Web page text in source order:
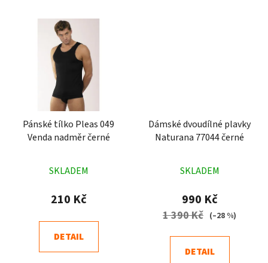
Pánské tílko Pleas 049
Venda nadměr černé
hodnocení
produktu
4,2
z
SKLADEM
210 Kč
DETAIL
Dámské dvoudílné plavky
Naturana 77044 černé
hodnocení
produktu
je
5
SKLADEM
990 Kč
1 390 Kč (–28 %)
DETAIL